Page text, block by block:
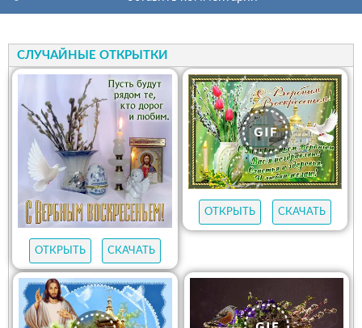
СЛУЧАЙНЫЕ ОТКРЫТКИ
ОТКРЫТЬ СКАЧАТЬ
ОТКРЫТЬ СКАЧАТЬ